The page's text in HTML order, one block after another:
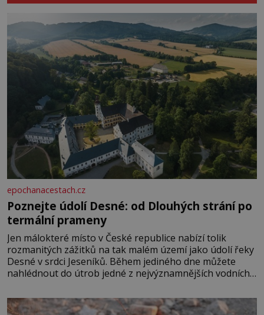
epochanacestach.cz
Poznejte údolí Desné: od Dlouhých strání po
termální prameny
Jen málokteré místo v České republice nabízí tolik
rozmanitých zážitků na tak malém území jako údolí řeky
Desné v srdci Jeseníků. Během jediného dne můžete
nahlédnout do útrob jedné z nejvýznamnějších vodních
se na koloběžce a den zakončit poznáváním památek ve
Velkých Losinách nebo v termálním